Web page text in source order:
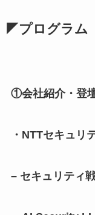
◤プログラム
①会社紹介・登
・NTTセキュリ
– セキュリティ